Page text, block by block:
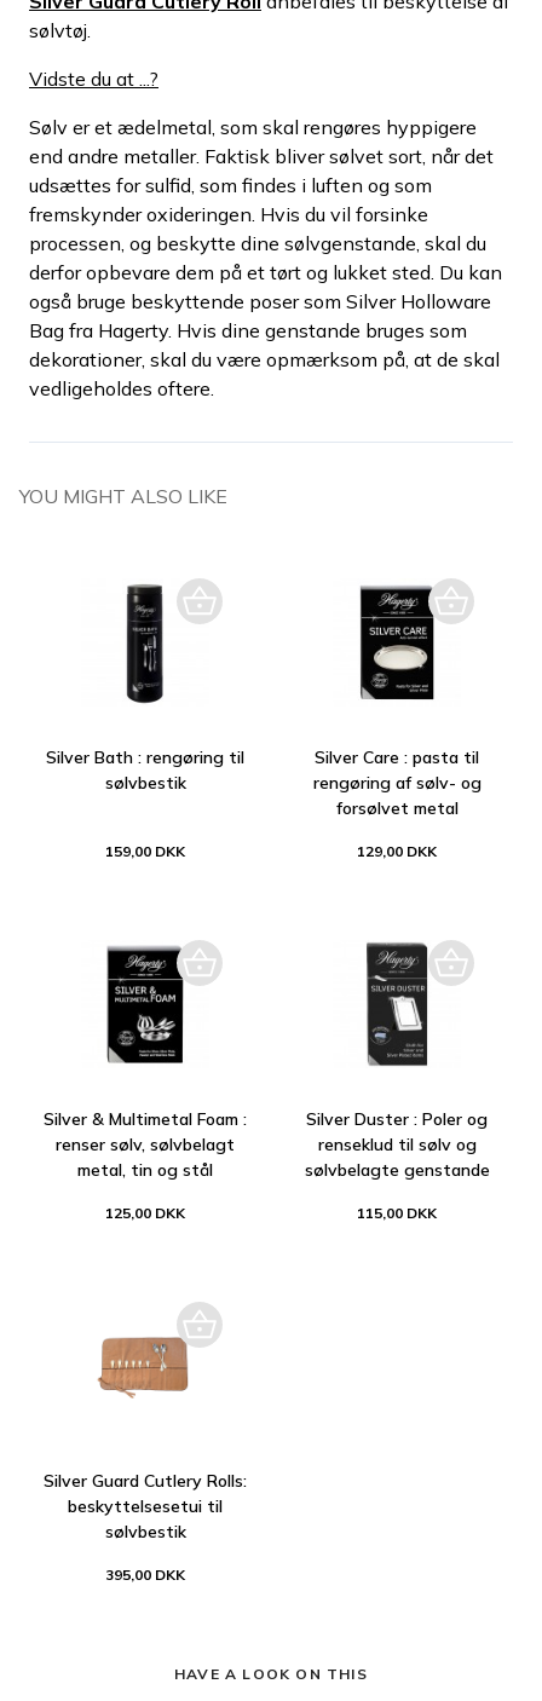
sølvtøj.
Vidste du at ...?
Sølv er et ædelmetal, som skal rengøres hyppigere
end andre metaller. Faktisk bliver sølvet sort, når det
udsættes for sulfid, som findes i luften og som
fremskynder oxideringen. Hvis du vil forsinke
processen, og beskytte dine sølvgenstande, skal du
derfor opbevare dem på et tørt og lukket sted. Du kan
også bruge beskyttende poser som Silver Holloware
Bag fra Hagerty. Hvis dine genstande bruges som
dekorationer, skal du være opmærksom på, at de skal
vedligeholdes oftere.
YOU MIGHT ALSO LIKE
Silver Bath : rengøring til
sølvbestik
159,00 DKK
Silver Care : pasta til
rengøring af sølv- og
forsølvet metal
129,00 DKK
Silver & Multimetal Foam :
renser sølv, sølvbelagt
metal, tin og stål
125,00 DKK
Silver Duster : Poler og
renseklud til sølv og
sølvbelagte genstande
115,00 DKK
Silver Guard Cutlery Rolls:
beskyttelsesetui til
sølvbestik
395,00 DKK
HAVE A LOOK ON THIS